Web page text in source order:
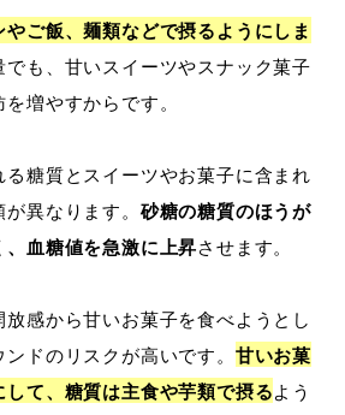
ご飯、麺類などで摂るようにしま
でも、甘いスイーツやスナック菓子
増やすからです。
糖質とスイーツやお菓子に含まれ
異なります。 砂糖の糖質のほうが
血糖値を急激に上昇させます。
感から甘いお菓子を食べようとし
ドのリスクが高いです。 甘いお菓
て、糖質は主食や芋類で摂るよう